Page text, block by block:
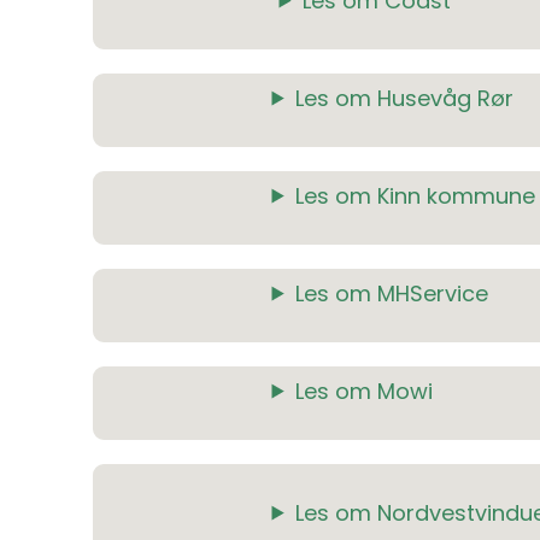
Les om Husevåg Rør
Les om Kinn kommune
Les om MHService
Les om Mowi
Les om